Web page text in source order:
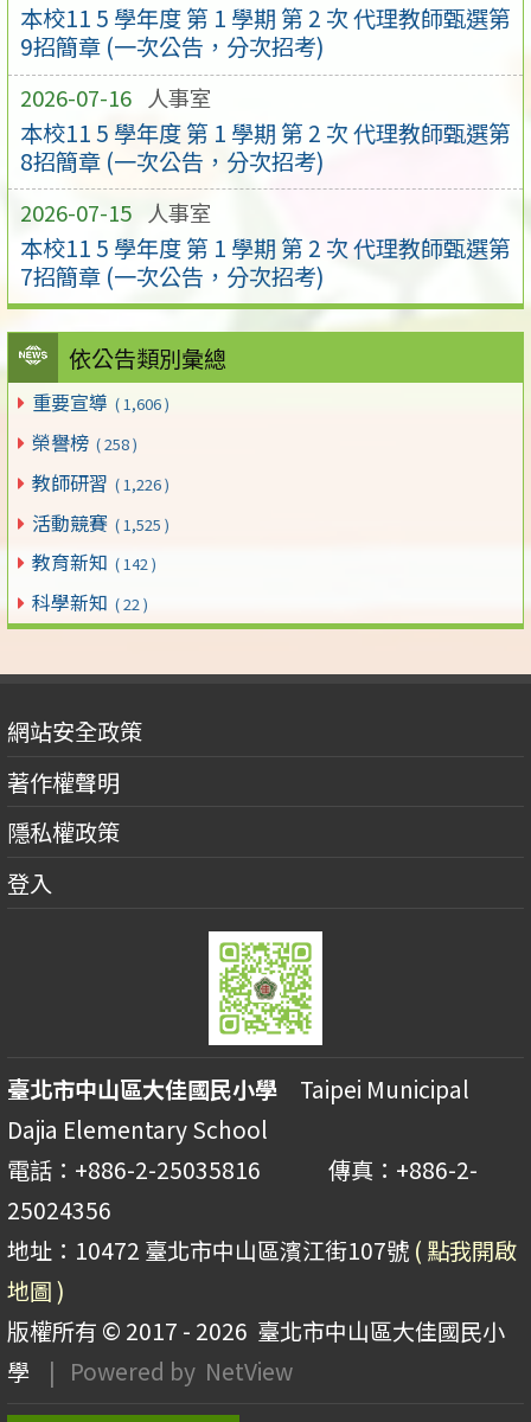
本校11 5 學年度 第 1 學期 第 2 次 代理教師甄選第
9招簡章 (一次公告，分次招考)
2026-07-16 人事室
本校11 5 學年度 第 1 學期 第 2 次 代理教師甄選第
8招簡章 (一次公告，分次招考)
2026-07-15 人事室
本校11 5 學年度 第 1 學期 第 2 次 代理教師甄選第
7招簡章 (一次公告，分次招考)
依公告類別彙總
重要宣導 ( 1,606 )
榮譽榜 ( 258 )
教師研習 ( 1,226 )
活動競賽 ( 1,525 )
教育新知 ( 142 )
科學新知 ( 22 )
網站安全政策
著作權聲明
隱私權政策
登入
臺北市中山區大佳國民小學 Taipei Municipal
Dajia Elementary School
電話：+886-2-25035816 傳真：+886-2-
25024356
地址：10472 臺北市中山區濱江街107號 ( 點我開啟
地圖 )
版權所有 © 2017 - 2026 臺北市中山區大佳國民小
學
| Powered by NetView